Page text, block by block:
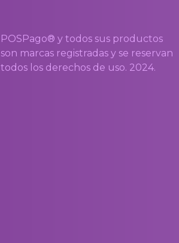
POSPago® y todos sus productos
son marcas registradas y se reservan
todos los derechos de uso. 2024.